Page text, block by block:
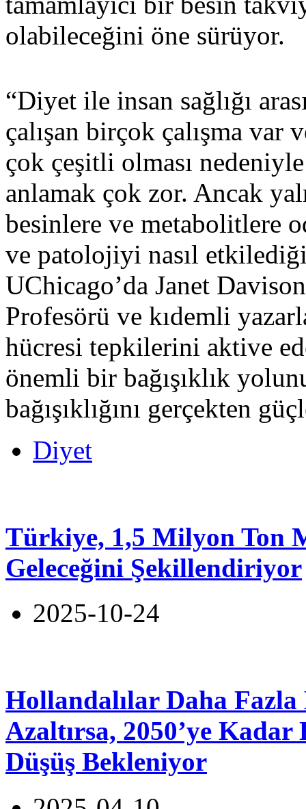
olabileceğini öne sürüyor.
“Diyet ile insan sağlığı
çalışan birçok çalışma
çok çeşitli olması
anlamak çok zor. Ancak
besinlere ve metabolitlere
ve patolojiyi nasıl
UChicago’da Janet
Profesörü ve kıdemli
hücresi tepkilerini aktive
önemli bir bağışıklık
bağışıklığını gerçekten
Diyet
Türkiye, 1,5 Milyon Ton
Geleceğini Şekillendiriyor
2025-10-24
Hollandalılar Daha
Azaltırsa, 2050’ye
Düşüş Bekleniyor